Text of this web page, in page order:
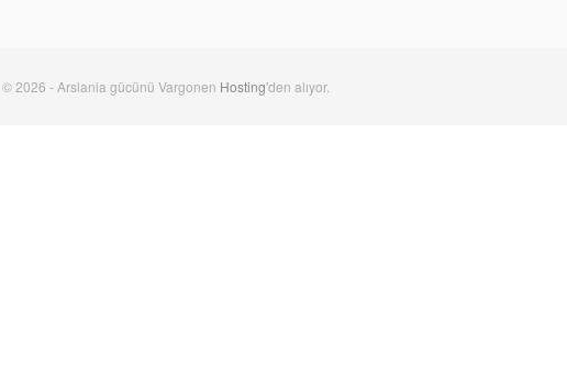
© 2026 - Arslania gücünü Vargonen Hosting'den alıyor.